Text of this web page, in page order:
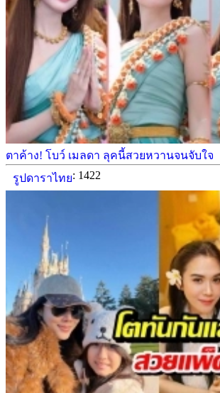
ตาค้าง! โบว์ เมลดา ลุคนี้สวยหวานจนจับใจ
รูปดาราไทย: 1422